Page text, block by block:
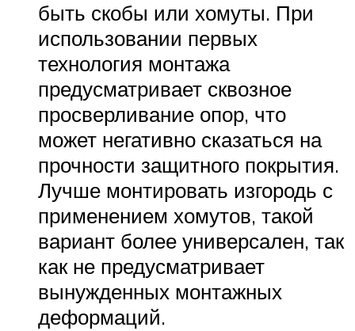
быть скобы или хомуты. При
использовании первых
технология монтажа
предусматривает сквозное
просверливание опор, что
может негативно сказаться на
прочности защитного покрытия.
Лучше монтировать изгородь с
применением хомутов, такой
вариант более универсален, так
как не предусматривает
вынужденных монтажных
деформаций.